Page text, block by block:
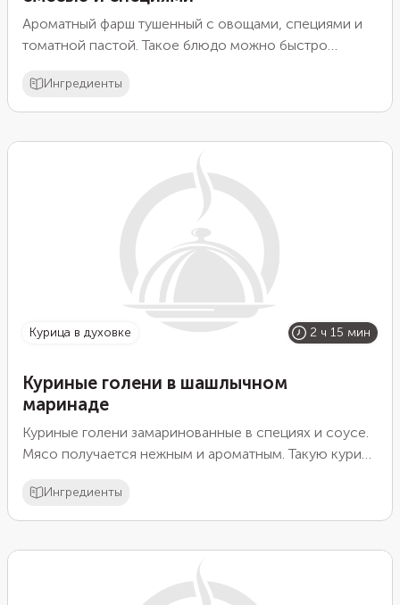
Ароматный фарш тушенный с овощами, специями и
томатной пастой. Такое блюдо можно быстро
сытно.
Ингредиенты
курица в духовке 2 ч 15 мин
Куриные голени в шашлычном
маринаде
Куриные голени замаринованные в специях и соусе.
Мясо получается нежным и ароматным. Такую курицу
Ингредиенты